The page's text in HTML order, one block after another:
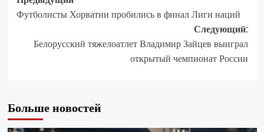
Футболисты Хорватии пробились в финал Лиги наций
Следующий:
Белорусский тяжелоатлет Владимир Зайцев выиграл
открытый чемпионат России
Больше новостей